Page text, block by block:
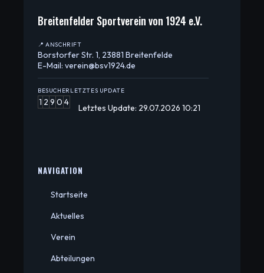
Breitenfelder Sportverein von 1924 e.V.
📍 ANSCHRIFT
Borstorfer Str. 1, 23881 Breitenfelde
E-Mail: verein@bsv1924.de
BESUCHER
1 2 9 0 4
LETZTES UPDATE
Letztes Update: 29.07.2026 10:21
NAVIGATION
Startseite
Aktuelles
Verein
Abteilungen